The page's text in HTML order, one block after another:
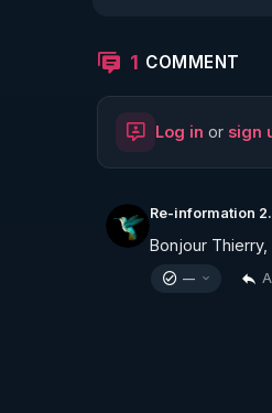
🌱 LE MAGAZINE
http://rgnr.li/ymag
https://
🌱 FIL TELEGRAM
1 COMMENT
Log in or sign
Re-information
Bonjour
—